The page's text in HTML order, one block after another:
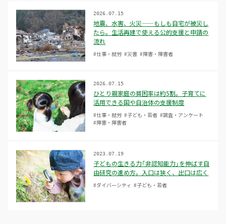
地震、水害、火災——もしも自宅が被災し
たら。生活再建で使える公的支援と申請の
流れ
2026.07.15
#仕事・就労 #災害 #障害・障害者
ひとり親家庭の貧困率は約5割。子育てに
活用できる国や自治体の支援制度
2026.07.15
#仕事・就労 #子ども・若者 #調査・アンケート
#障害・障害者
子どもの生きる力「非認知能力」を伸ばす自
由研究の進め方。入口は狭く、出口は広く
2023.07.19
#ダイバーシティ #子ども・若者